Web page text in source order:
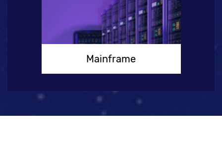
Mainframe